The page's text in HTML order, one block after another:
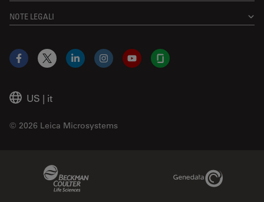
NOTE LEGALI
US | it
© 2026 Leica Microsystems
Facebook
X LinkedInInstagramYouTubeGlassdoor
Genedata Link